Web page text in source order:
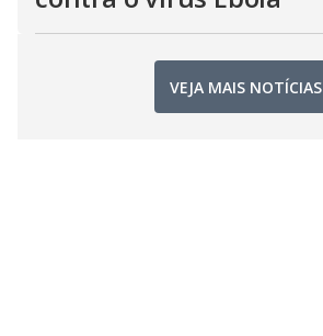
VEJA MAIS NOTÍCIAS